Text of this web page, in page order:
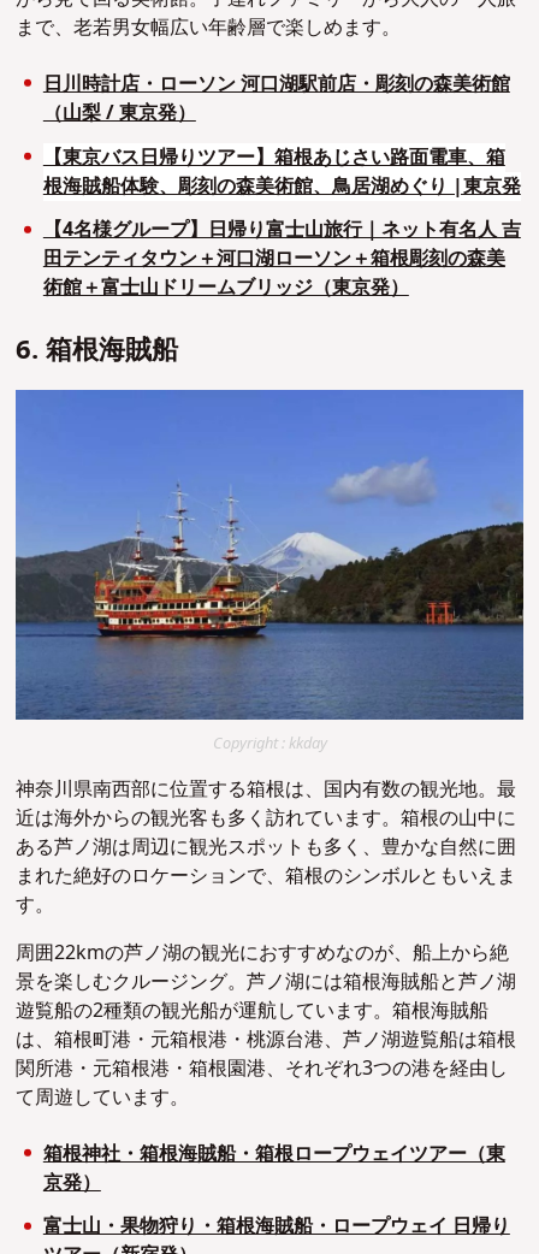
まで、老若男女幅広い年齢層で楽しめます。
日川時計店・ローソン 河口湖駅前店・彫刻の森美術館
（山梨 / 東京発）
【東京バス日帰りツアー】箱根あじさい路面電車、箱
根海賊船体験、彫刻の森美術館、鳥居湖めぐり |東京発
【4名様グループ】日帰り富士山旅行｜ネット有名人 吉
田テンティタウン＋河口湖ローソン＋箱根彫刻の森美
術館＋富士山ドリームブリッジ（東京発）
6. 箱根海賊船
Copyright : kkday
神奈川県南西部に位置する箱根は、国内有数の観光地。最
近は海外からの観光客も多く訪れています。箱根の山中に
ある芦ノ湖は周辺に観光スポットも多く、豊かな自然に囲
まれた絶好のロケーションで、箱根のシンボルともいえま
す。
周囲22kmの芦ノ湖の観光におすすめなのが、船上から絶
景を楽しむクルージング。芦ノ湖には箱根海賊船と芦ノ湖
遊覧船の2種類の観光船が運航しています。箱根海賊船
は、箱根町港・元箱根港・桃源台港、芦ノ湖遊覧船は箱根
関所港・元箱根港・箱根園港、それぞれ3つの港を経由し
て周遊しています。
箱根神社・箱根海賊船・箱根ロープウェイツアー（東
京発）
富士山・果物狩り・箱根海賊船・ロープウェイ 日帰り